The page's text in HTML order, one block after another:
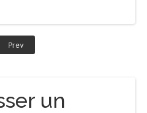
PrevPost:
Cocanha
un